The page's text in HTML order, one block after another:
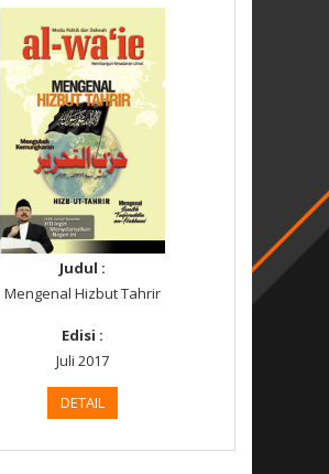
Judul :
Mengenal Hizbut Tahrir
Edisi :
Juli 2017
DETAIL